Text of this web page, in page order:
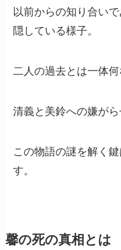
以前からの知り合い
隠している様子。
二人の過去とは一体何
清義と美鈴への嫌が
この物語の謎を解く
す。
馨の死の真相とは